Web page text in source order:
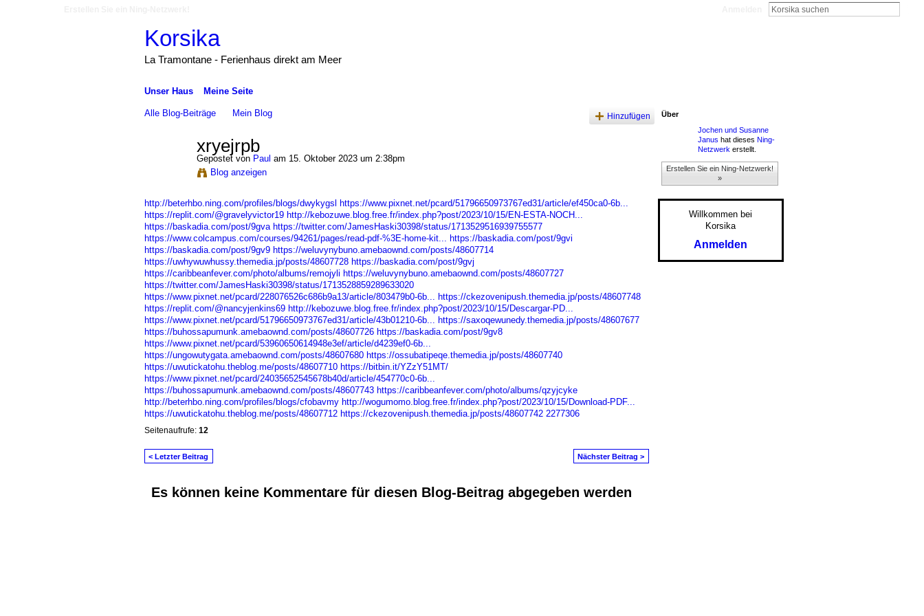
Korsika
La Tramontane - Ferienhaus direkt am Meer
Unser Haus Meine Seite
Alle Blog-Beiträge Mein Blog Hinzufügen
xryejrpb
Gepostet von Paul am 15. Oktober 2023 um 2:38pm
Blog anzeigen
http://beterhbo.ning.com/profiles/blogs/dwykygsl
https://www.pixnet.net/pcard/51796650973767ed31/article/ef450ca0-6b...
https://replit.com/@gravelyvictor19 http://kebozuwe.blog.free.fr/index.php?post/2023/10/15/EN-ESTA-NOCH...
https://baskadia.com/post/9gva https://twitter.com/JamesHaski30398/status/1713529516939755577
https://www.colcampus.com/courses/94261/pages/read-pdf-%3E-home-kit... https://baskadia.com/post/9gvi
https://baskadia.com/post/9gv9 https://weluvynybuno.amebaownd.com/posts/48607714
https://uwhywuwhussy.themedia.jp/posts/48607728 https://baskadia.com/post/9gvj
https://caribbeanfever.com/photo/albums/remojyli https://weluvynybuno.amebaownd.com/posts/48607727
https://twitter.com/JamesHaski30398/status/1713528859289633020
https://www.pixnet.net/pcard/228076526c686b9a13/article/803479b0-6b... https://ckezovenipush.themedia.jp/posts/48607748
https://replit.com/@nancyjenkins69 http://kebozuwe.blog.free.fr/index.php?post/2023/10/15/Descargar-PD...
https://www.pixnet.net/pcard/51796650973767ed31/article/43b01210-6b... https://saxoqewunedy.themedia.jp/posts/48607677
https://buhossapumunk.amebaownd.com/posts/48607726 https://baskadia.com/post/9gv8
https://www.pixnet.net/pcard/53960650614948e3ef/article/d4239ef0-6b...
https://ungowutygata.amebaownd.com/posts/48607680 https://ossubatipeqe.themedia.jp/posts/48607740
https://uwutickatohu.theblog.me/posts/48607710 https://bitbin.it/YZzY51MT/
https://www.pixnet.net/pcard/24035652545678b40d/article/454770c0-6b...
https://buhossapumunk.amebaownd.com/posts/48607743 https://caribbeanfever.com/photo/albums/qzyjcyke
http://beterhbo.ning.com/profiles/blogs/cfobavmy http://wogumomo.blog.free.fr/index.php?post/2023/10/15/Download-PDF...
https://uwutickatohu.theblog.me/posts/48607712 https://ckezovenipush.themedia.jp/posts/48607742 2277306
Seitenaufrufe: 12
< Letzter Beitrag Nächster Beitrag >
Es können keine Kommentare für diesen Blog-Beitrag abgegeben werden
Über
Jochen und Susanne
Janus hat dieses Ning-
Netzwerk erstellt.
Erstellen Sie ein Ning-Netzwerk!
»
Willkommen bei
Korsika
Anmelden